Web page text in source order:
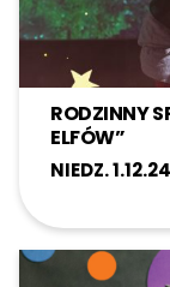
RODZINNY
ELFÓW”
NIEDZ.